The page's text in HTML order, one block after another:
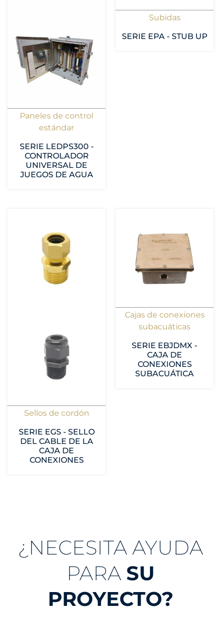
Paneles de control
estándar
SERIE LEDPS300 -
CONTROLADOR
UNIVERSAL DE
JUEGOS DE AGUA
Subidas
SERIE EPA - STUB UP
Sellos de cordón
SERIE EGS - SELLO
DEL CABLE DE LA
CAJA DE
CONEXIONES
Cajas de conexiones
subacuáticas
SERIE EBJDMX -
CAJA DE
CONEXIONES
SUBACUÁTICA
¿NECESITA AYUDA
PARA SU
PROYECTO?